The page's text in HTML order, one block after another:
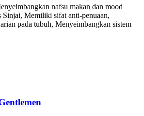
nafsu makan dan mood
Sinjai, Memiliki sifat anti-penuaan,
pada tubuh, Menyeimbangkan sistem